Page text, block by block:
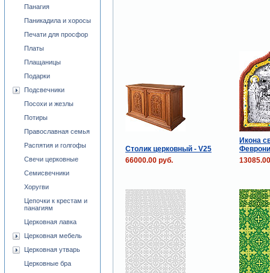
Столик церковный - V25
Икона
66000.00 руб.
Панагия
Паникадила и хоросы
Печати для просфор
Платы
Плащаницы
Подарки
Подсвечники
Посохи и жезлы
Потиры
Православная семья
Распятия и голгофы
Свечи церковные
Семисвечники
Хоругви
Цепочки к крестам и
панагиям
Церковная лавка
Церковная мебель
Церковная утварь
Церковные бра